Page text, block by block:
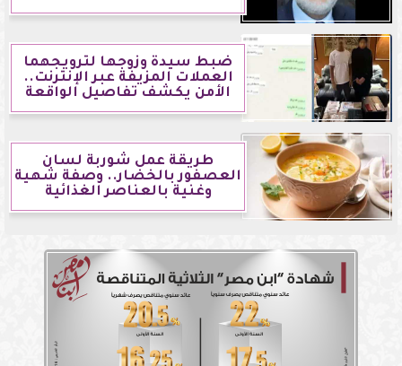
ضبط سيدة وزوجها لترويجهما
العملات المزيفة عبر الإنترنت..
الأمن يكشف تفاصيل الواقعة
طريقة عمل شوربة لسان
العصفور بالخضار.. وصفة شهية
وغنية بالعناصر الغذائية